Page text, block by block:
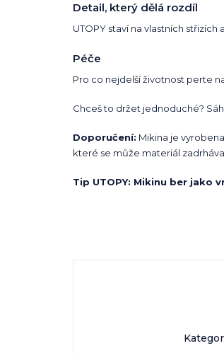
Detail, který dělá rozdíl
UTOPY staví na vlastních
Péče
Pro co nejdelší životnost perte
Chceš to držet jednoduché?
Doporučení: Mikina je
které se může materiál
Tip UTOPY: Mikinu ber jako